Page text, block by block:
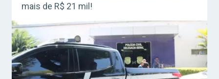
mais de R$ 21 mil!